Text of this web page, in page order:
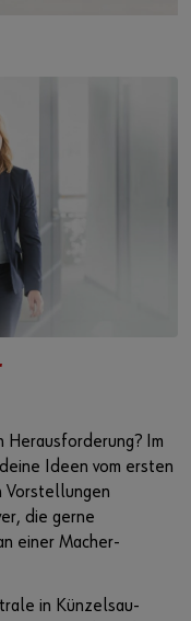
Herausforderung? Im
Ideen vom ersten
Vorstellungen
die gerne
einer Macher-
in Künzelsau-